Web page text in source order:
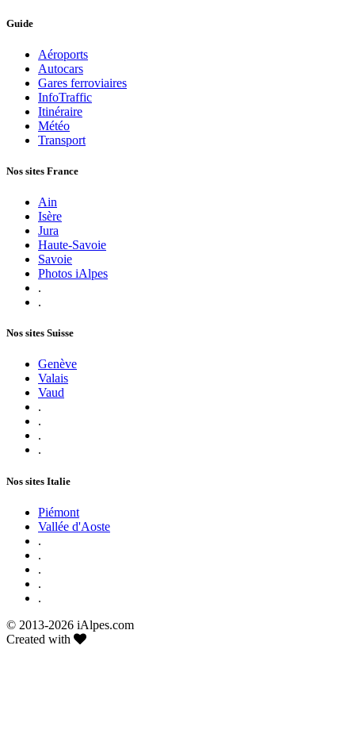
Guide
Aéroports
Autocars
Gares ferroviaires
InfoTraffic
Itinéraire
Météo
Transport
Nos sites France
Ain
Isère
Jura
Haute-Savoie
Savoie
Photos iAlpes
.
.
Nos sites Suisse
Genève
Valais
Vaud
.
.
.
.
Nos sites Italie
Piémont
Vallée d'Aoste
.
.
.
.
.
© 2013-2026 iAlpes.com
Created with